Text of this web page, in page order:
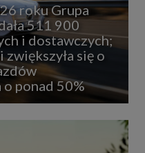
roku Grupa
511 900
i dostawczych;
się o
ponad 50%